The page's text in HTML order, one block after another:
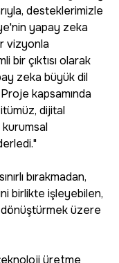
desteklerimizle
yapay zeka
vizyonla
bir çıktısı olarak
zeka büyük dil
kapsamında
dijital
bırakmadan,
birlikte işleyebilen,
üzere
üretme